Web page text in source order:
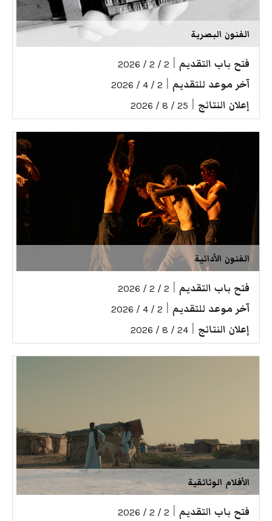
الفنون البصرية
فتح باب التقديم 2 / 2 / 2026
آخر موعد للتقديم 2 / 4 / 2026
إعلان النتائج 25 / 8 / 2026
الفنون الأدائية
فتح باب التقديم 2 / 2 / 2026
آخر موعد للتقديم 2 / 4 / 2026
إعلان النتائج 24 / 8 / 2026
الأفلام الوثائقية
فتح باب التقديم 2 / 2 / 2026